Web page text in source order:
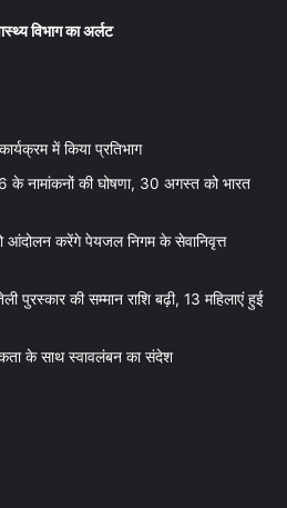
विभाग का अर्लट
में किया प्रतिभाग
के नामांकनों की घोषणा, 30 अगस्त को भारत
आंदोलन करेंगे पेयजल निगम के सेवानिवृत्त
पुरस्कार की सम्मान राशि बढ़ी, 13 महिलाएं हुई
के साथ स्वावलंबन का संदेश